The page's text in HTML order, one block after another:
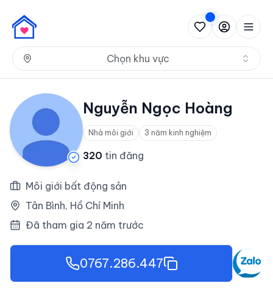
Chọn khu vực
Nguyễn Ngọc Hoàng
Nhà môi giới 3 năm kinh nghiệm
320 tin đăng
Môi giới bất động sản
Tân Bình, Hồ Chí Minh
Đã tham gia 2 năm trước
0767.286.447